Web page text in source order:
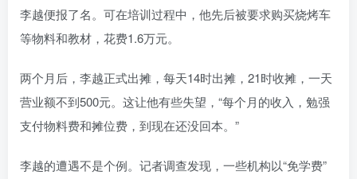
李越便报了名。可在培训过程中，他先后被要求购买烧烤车
等物料和教材，花费1.6万元。
两个月后，李越正式出摊，每天14时出摊，21时收摊，一天
营业额不到500元。这让他有些失望，“每个月的收入，勉强
支付物料费和摊位费，到现在还没回本。”
李越的遭遇不是个例。记者调查发现，一些机构以“免学费”